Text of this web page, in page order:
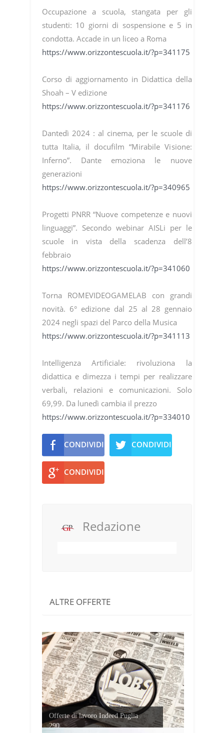
Occupazione a scuola, stangata per gli
studenti: 10 giorni di sospensione e 5 in
condotta. Accade in un liceo a Roma
https://www.orizzontescuola.it/?p=341175
Corso di aggiornamento in Didattica della
Shoah – V edizione
https://www.orizzontescuola.it/?p=341176
Dantedì 2024 : al cinema, per le scuole di
tutta Italia, il docufilm “Mirabile Visione:
Inferno”. Dante emoziona le nuove
generazioni
https://www.orizzontescuola.it/?p=340965
Progetti PNRR “Nuove competenze e nuovi
linguaggi”. Secondo webinar AISLi per le
scuole in vista della scadenza dell’8
febbraio
https://www.orizzontescuola.it/?p=341060
Torna ROMEVIDEOGAMELAB con grandi
novità. 6° edizione dal 25 al 28 gennaio
2024 negli spazi del Parco della Musica
https://www.orizzontescuola.it/?p=341113
Intelligenza Artificiale: rivoluziona la
didattica e dimezza i tempi per realizzare
verbali, relazioni e comunicazioni. Solo
69,99. Da lunedì cambia il prezzo
https://www.orizzontescuola.it/?p=334010
CONDIVIDI CONDIVIDI
CONDIVIDI
Redazione
ALTRE OFFERTE
Offerte di lavoro Indeed Puglia
290...